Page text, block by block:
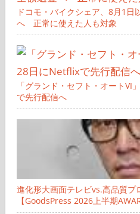
ドコモ・バイクシェア、8月1日
へ 正常に使えた人も対象
「グランド・セフト・オート
で先行配信へ
進化形大画面テレビvs.高品質プ
【GoodsPress 2026上半期